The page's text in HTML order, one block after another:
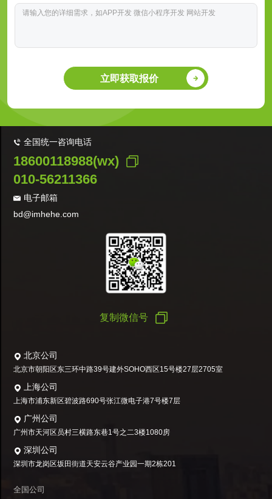
立即获取报价
全国统一咨询电话
18600118988(wx)
010-56211366
电子邮箱
bd@imhehe.com
复制微信号
北京公司
北京市朝阳区东三环中路39号建外SOHO西区15号楼27层2705室
上海公司
上海市浦东新区碧波路690号张江微电子港7号楼7层
广州公司
广州市天河区员村三横路东巷1号之二3楼1080房
深圳公司
深圳市龙岗区坂田街道天安云谷产业园一期2栋201
全国公司